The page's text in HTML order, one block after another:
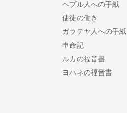
ヘブル人への手紙
使徒の働き
ガラテヤ人への手紙
申命記
ルカの福音書
ヨハネの福音書